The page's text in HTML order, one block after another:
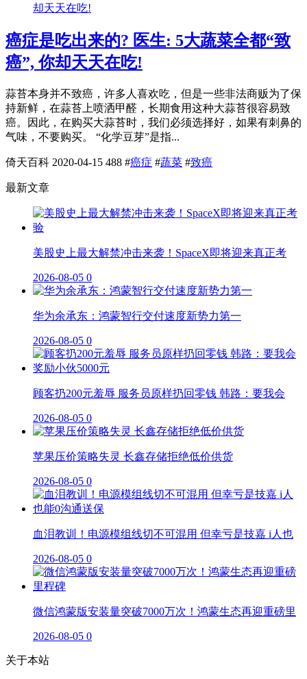
癌症是吃出来的? 医生: 5大蔬菜全都“致
癌”, 你却天天在吃!
蒜苔本身并不致癌，许多人喜欢吃，但是一些非法商贩为了保
持新鲜，在蒜苔上喷洒甲醛，长期食用这种大蒜苔很容易致
癌。因此，在购买大蒜苔时，我们必须选择好，如果有刺鼻的
气味，不要购买。 “化学豆芽”是指...
倚天百科 2020-04-15 488 #癌症 #蔬菜 #致癌
最新文章
美股史上最大解禁冲击来袭！SpaceX即将迎来真正考
2026-08-05 0
华为余承东：鸿蒙智行交付速度新势力第一
2026-08-05 0
顾客扔200元羞辱 服务员原样扔回零钱 韩路：要我会
2026-08-05 0
苹果压价策略失灵 长鑫存储拒绝低价供货
2026-08-05 0
血泪教训！电源模组线切不可混用 但幸亏是技嘉 i人也
2026-08-05 0
微信鸿蒙版安装量突破7000万次！鸿蒙生态再迎重磅里
2026-08-05 0
关于本站